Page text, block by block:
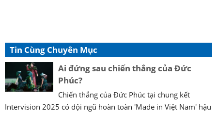
Tin Cùng Chuyên Mục
Ai đứng sau chiến thắng của Đức
Phúc?
Chiến thắng của Đức Phúc tại chung kết
Intervision 2025 có đội ngũ hoàn toàn 'Made in Việt Nam' hậu